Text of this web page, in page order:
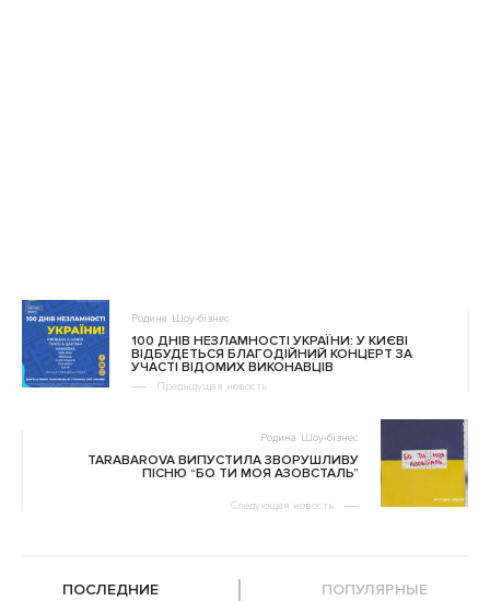
Родина Шоу-бізнес
100 ДНІВ НЕЗЛАМНОСТІ УКРАЇНИ: У КИЄВІ
ВІДБУДЕТЬСЯ БЛАГОДІЙНИЙ КОНЦЕРТ ЗА
УЧАСТІ ВІДОМИХ ВИКОНАВЦІВ
Предыдущая новость
Родина Шоу-бізнес
TARABAROVA ВИПУСТИЛА ЗВОРУШЛИВУ
ПІСНЮ “БО ТИ МОЯ АЗОВСТАЛЬ”
Следующая новость
ПОСЛЕДНИЕ ПОПУЛЯРНЫЕ